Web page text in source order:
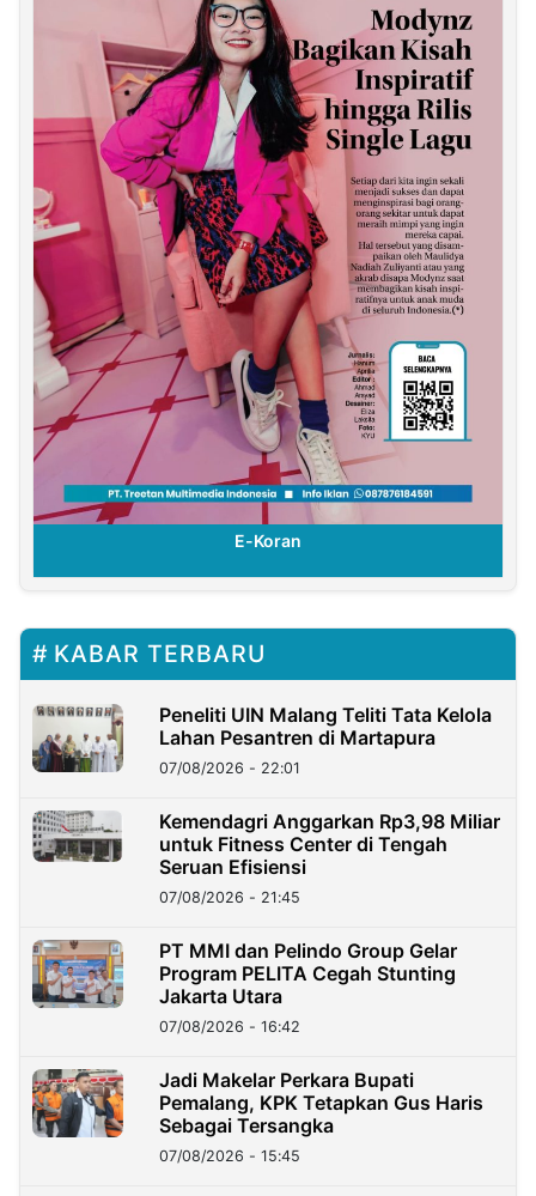
E-Koran
KABAR TERBARU
Peneliti UIN Malang Teliti Tata Kelola
Lahan Pesantren di Martapura
07/08/2026 - 22:01
Kemendagri Anggarkan Rp3,98 Miliar
untuk Fitness Center di Tengah
Seruan Efisiensi
07/08/2026 - 21:45
PT MMI dan Pelindo Group Gelar
Program PELITA Cegah Stunting
Jakarta Utara
07/08/2026 - 16:42
Jadi Makelar Perkara Bupati
Pemalang, KPK Tetapkan Gus Haris
Sebagai Tersangka
07/08/2026 - 15:45